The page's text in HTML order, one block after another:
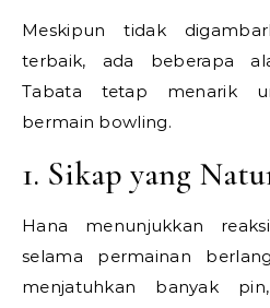
Meskipun tidak
terbaik, ada beberapa
Tabata tetap menarik
bermain bowling.
1. Sikap yang
Hana menunjukkan
selama permainan
menjatuhkan banyak